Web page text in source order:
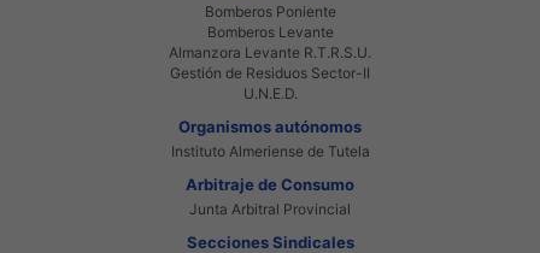
Bomberos Poniente
Bomberos Levante
Almanzora Levante R.T.R.S.U.
Gestión de Residuos Sector-II
U.N.E.D.
Organismos autónomos
Instituto Almeriense de Tutela
Arbitraje de Consumo
Junta Arbitral Provincial
Secciones Sindicales